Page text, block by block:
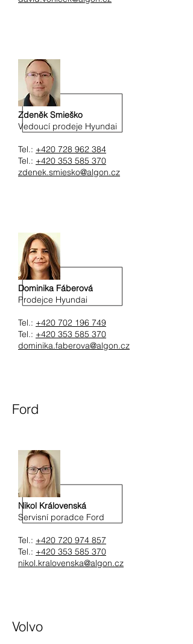
Zdeněk Smieško
Vedoucí prodeje Hyundai
Tel.: +420 728 962 384
Tel.: +420 353 585 370
zdenek.smiesko@algon.cz
Dominika Fáberová
Prodejce Hyundai
Tel.: +420 702 196 749
Tel.: +420 353 585 370
dominika.faberova@algon.cz
Ford
Nikol Královenská
Servisní poradce Ford
Tel.: +420 720 974 857
Tel.: +420 353 585 370
nikol.kralovenska@algon.cz
Volvo